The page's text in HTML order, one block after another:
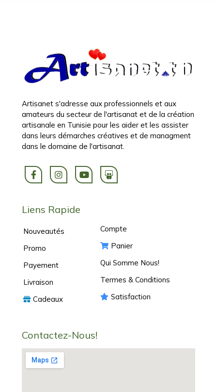
Artisanet s'adresse aux professionnels et aux
amateurs du secteur de l'artisanat et de la création
artisanale en Tunisie pour les aider et les assister
dans leurs démarches créatives et de managment
dans le domaine de l'artisanat.
Liens Rapide
Nouveautés
Promo
Payement
Livraison
Cadeaux
Compte
Panier
Qui Somme Nous!
Termes & Conditions
Satisfaction
Contactez-Nous!